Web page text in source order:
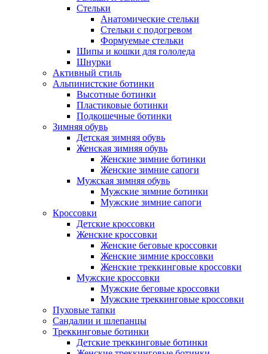
Стельки
Анатомические стельки
Стельки с подогревом
Формуемые стельки
Шипы и кошки для гололеда
Шнурки
Активный стиль
Альпинистские ботинки
Высотные ботинки
Пластиковые ботинки
Подкошечные ботинки
Зимняя обувь
Детская зимняя обувь
Женская зимняя обувь
Женские зимние ботинки
Женские зимние сапоги
Мужская зимняя обувь
Мужские зимние ботинки
Мужские зимние сапоги
Кроссовки
Детские кроссовки
Женские кроссовки
Женские беговые кроссовки
Женские зимние кроссовки
Женские треккинговые кроссовки
Мужские кроссовки
Мужские беговые кроссовки
Мужские треккинговые кроссовки
Пуховые тапки
Сандалии и шлепанцы
Треккинговые ботинки
Детские треккинговые ботинки